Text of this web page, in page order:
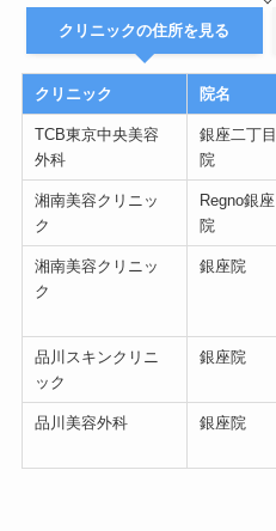
クリニックの住所を見る
クリニック 院名
TCB東京中央美容
外科
銀座二丁目
院
湘南美容クリニッ
ク
Regno銀座
院
湘南美容クリニッ
ク
銀座院
品川スキンクリニ
ック
銀座院
品川美容外科 銀座院